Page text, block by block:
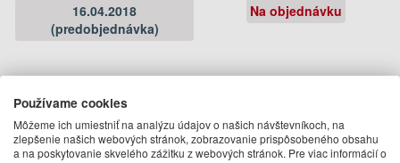
16.04.2018
(predobjednávka)
Na objednávku
Používame cookies
Môžeme ich umiestniť na analýzu údajov o našich návštevníkoch, na
zlepšenie našich webových stránok, zobrazovanie prispôsobeného obsahu
a na poskytovanie skvelého zážitku z webových stránok. Pre viac informácií o